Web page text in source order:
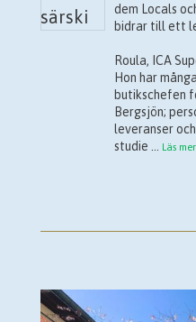
dem Locals
bidrar till ett
Roula, ICA
Hon har
butikschefen
Bergsjön;
leveranser
studie
Läs mer